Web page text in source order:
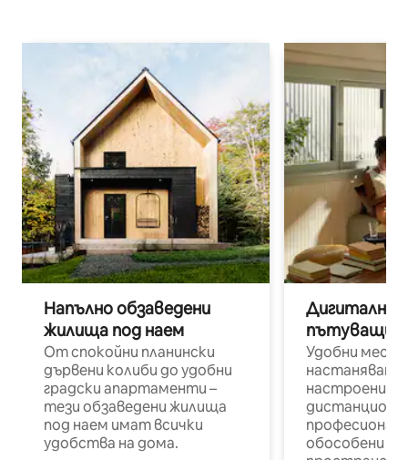
Напълно обзаведени
жилища под наем
От спокойни планински
дървени колиби до удобни
градски апартаменти –
тези обзаведени жилища
под наем имат всички
удобства на дома.
Дигитални
пътуващи
Удобни
настаняване
настроени и
обособени